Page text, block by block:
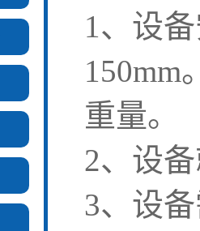
1、设
150mm
重量。
2、设
3、设